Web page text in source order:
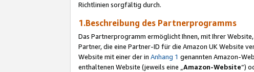
Richtlinien sorgfältig durch.
1.Beschreibung des Partnerprogramms
Das Partnerprogramm ermöglicht Ihnen, mit Ihrer
Partner, die eine Partner-ID für die Amazon UK Website
Website mit einer der in Anhang 1 genannten Amazon-
enthaltenen Website (jeweils eine „ Amazon-Website“)